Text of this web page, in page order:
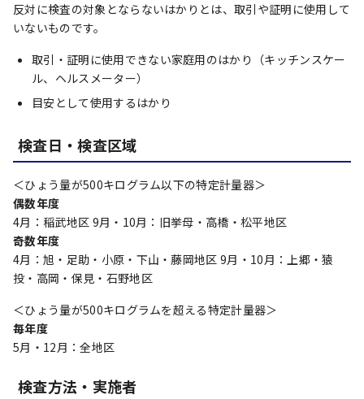
反対に検査の対象とならないはかりとは、取引や証明に使用して
いないものです。
取引・証明に使用できない家庭用のはかり（キッチンスケー
ル、ヘルスメーター）
目安として使用するはかり
検査日・検査区域
＜ひょう量が500キログラム以下の特定計量器＞
偶数年度
4月：稲武地区 9月・10月：旧挙母・高橋・松平地区
奇数年度
4月：旭・足助・小原・下山・藤岡地区 9月・10月：上郷・猿
投・高岡・保見・石野地区
＜ひょう量が500キログラムを超える特定計量器＞
毎年度
5月・12月：全地区
検査方法・実施者